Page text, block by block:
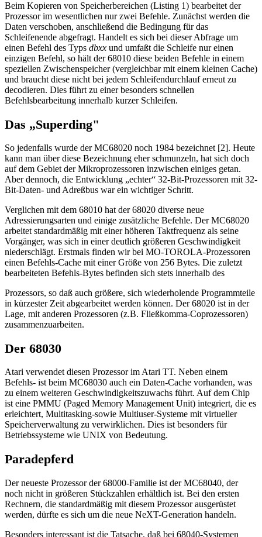
Beim Kopieren von Speicherbereichen (Listing 1) bearbeitet der
Prozessor im wesentlichen nur zwei Befehle. Zunächst werden die
Daten verschoben, anschließend die Bedingung für das
Schleifenende abgefragt. Handelt es sich bei dieser Abfrage um
einen Befehl des Typs dbxx und umfaßt die Schleife nur einen
einzigen Befehl, so hält der 68010 diese beiden Befehle in einem
speziellen Zwischenspeicher (vergleichbar mit einem kleinen Cache)
und braucht diese nicht bei jedem Schleifendurchlauf erneut zu
decodieren. Dies führt zu einer besonders schnellen
Befehlsbearbeitung innerhalb kurzer Schleifen.
Das „Superding"
So jedenfalls wurde der MC68020 noch 1984 bezeichnet [2]. Heute
kann man über diese Bezeichnung eher schmunzeln, hat sich doch
auf dem Gebiet der Mikroprozessoren inzwischen einiges getan.
Aber dennoch, die Entwicklung „echter“ 32-Bit-Prozessoren mit 32-
Bit-Daten- und Adreßbus war ein wichtiger Schritt.
Verglichen mit dem 68010 hat der 68020 diverse neue
Adressierungsarten und einige zusätzliche Befehle. Der MC68020
arbeitet standardmäßig mit einer höheren Taktfrequenz als seine
Vorgänger, was sich in einer deutlich größeren Geschwindigkeit
niederschlägt. Erstmals finden wir bei MO-TOROLA-Prozessoren
einen Befehls-Cache mit einer Größe von 256 Bytes. Die zuletzt
bearbeiteten Befehls-Bytes befinden sich stets innerhalb des
Prozessors, so daß auch größere, sich wiederholende Programmteile
in kürzester Zeit abgearbeitet werden können. Der 68020 ist in der
Lage, mit anderen Prozessoren (z.B. Fließkomma-Coprozessoren)
zusammenzuarbeiten.
Der 68030
Atari verwendet diesen Prozessor im Atari TT. Neben einem
Befehls- ist beim MC68030 auch ein Daten-Cache vorhanden, was
zu einem weiteren Geschwindigkeitszuwachs führt. Auf dem Chip
ist eine PMMU (Paged Memory Management Unit) integriert, die es
erleichtert, Multitasking-sowie Multiuser-Systeme mit virtueller
Speicherverwaltung zu verwirklichen. Dies ist besonders für
Betriebssysteme wie UNIX von Bedeutung.
Paradepferd
Der neueste Prozessor der 68000-Familie ist der MC68040, der
noch nicht in größeren Stückzahlen erhältlich ist. Bei den ersten
Rechnern, die standardmäßig mit diesem Prozessor ausgerüstet
werden, dürfte es sich um die neue NeXT-Generation handeln.
Besonders interessant ist die Tatsache, daß bei 68040-Systemen